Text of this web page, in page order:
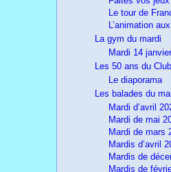
Le tour de
L’animation
La gym du mardi
Mardi 14
Les 50 ans du Club
Le diaporama
Les balades du
Mardi d’avril
Mardi de mai
Mardi de mars
Mardis d’avril
Mardis de
Mardis de